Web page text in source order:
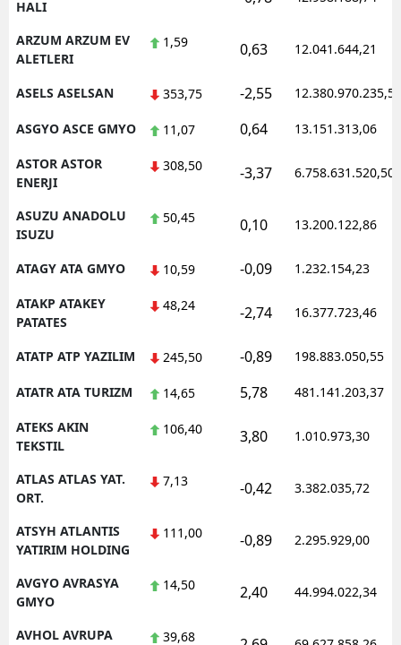
HALI
ARZUM ARZUM EV
ALETLERI
1,59 0,63 12.041.644,21
ASELS ASELSAN 353,75 -2,55 12.380.970.235,50
ASGYO ASCE GMYO 11,07 0,64 13.151.313,06
ASTOR ASTOR
ENERJI
308,50 -3,37 6.758.631.520,50
ASUZU ANADOLU
ISUZU
50,45 0,10 13.200.122,86
ATAGY ATA GMYO 10,59 -0,09 1.232.154,23
ATAKP ATAKEY
PATATES
48,24 -2,74 16.377.723,46
ATATP ATP YAZILIM 245,50 -0,89 198.883.050,55
ATATR ATA TURIZM 14,65 5,78 481.141.203,37
ATEKS AKIN
TEKSTIL
106,40 3,80 1.010.973,30
ATLAS ATLAS YAT.
ORT.
7,13 -0,42 3.382.035,72
ATSYH ATLANTIS
YATIRIM HOLDING
111,00 -0,89 2.295.929,00
AVGYO AVRASYA
GMYO
14,50 2,40 44.994.022,34
AVHOL AVRUPA
39,68